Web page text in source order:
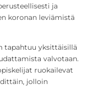
ja
koronan leviämistä
tapahtuu yksittäisillä
valvotaan.
ruokailevat
jolloin